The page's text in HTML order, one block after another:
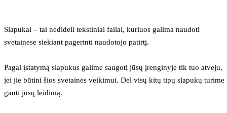
Slapukai – tai nedideli tekstiniai failai, kuriuos galima naudoti
svetainėse siekiant pagerinti naudotojo patirtį.
Pagal įstatymą slapukus galime saugoti jūsų įrenginyje tik tuo atveju,
jei jie būtini šios svetainės veikimui. Dėl visų kitų tipų slapukų turime
gauti jūsų leidimą.